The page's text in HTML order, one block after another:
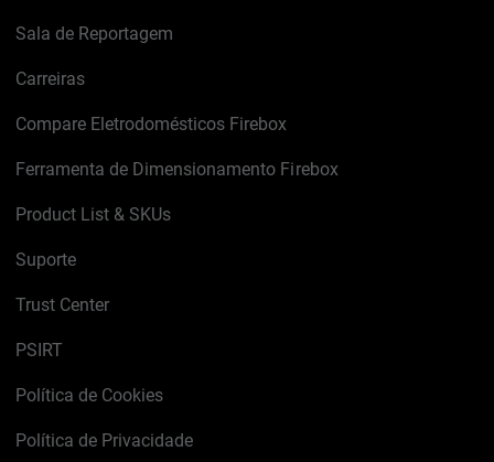
Sala de Reportagem
Carreiras
Compare Eletrodomésticos Firebox
Ferramenta de Dimensionamento Firebox
Product List & SKUs
Suporte
Trust Center
PSIRT
Política de Cookies
Política de Privacidade